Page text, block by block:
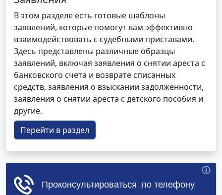
В этом разделе есть готовые шаблоны
заявлений, которые помогут вам эффективно
взаимодействовать с судебными приставами.
Здесь представлены различные образцы
заявлений, включая заявления о снятии ареста с
банковского счета и возврате списанных
средств, заявления о взыскании задолженности,
заявления о снятии ареста с детского пособия и
другие.
Перейти в раздел